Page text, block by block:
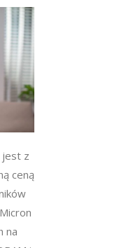
jest z
ceną
na